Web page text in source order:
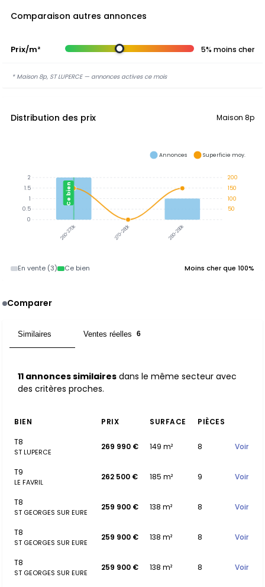
Comparaison autres annonces
Prix/m² 5% moins cher
* Maison 8p, ST LUPERCE — annonces actives ce mois
Distribution des prix Maison 8p
260-270k 270-280k 280-290k
Ce bien
200
150
100
50
2
1.5
1
0.5
0
Annonces Superficie moy.
En vente (3) Ce bien Moins cher que 100%
Comparer
Similaires Ventes réelles 6
11 annonces similaires dans le même secteur avec
des critères proches.
BIEN PRIX SURFACE
PIÈCES
T8
ST LUPERCE
269 990 € 149 m² 8 Voir
T9
LE FAVRIL
262 500 € 185 m² 9 Voir
T8
ST GEORGES SUR EURE
259 900 € 138 m² 8 Voir
T8
ST GEORGES SUR EURE
259 900 € 138 m² 8 Voir
T8
ST GEORGES SUR EURE
259 900 € 138 m² 8 Voir